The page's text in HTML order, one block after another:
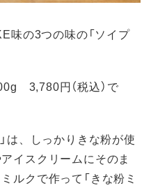
味の3つの味の「ソイプ
3,780円（税込）で
は、しっかりきな粉が使
イスクリームにそのま
ルクで作って「きな粉ミ